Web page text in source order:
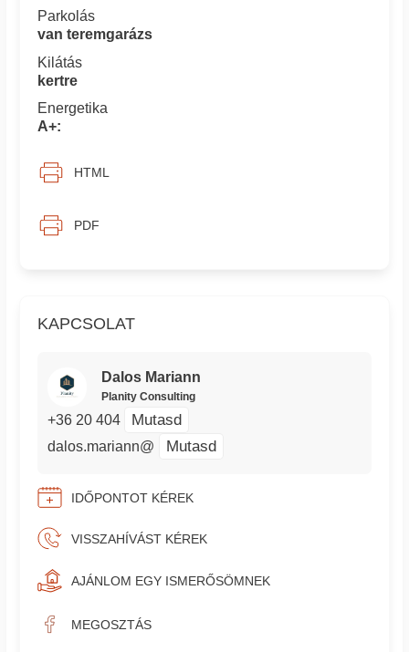
KAPCSOLAT
Dalos Mariann
Planity Consulting
+36 20 404 Mutasd
dalos.mariann@ Mutasd
IDŐPONTOT KÉREK
VISSZAHÍVÁST KÉREK
AJÁNLOM EGY ISMERŐSÖMNEK
MEGOSZTÁS
Parkolás
van teremgarázs
Kilátás
kertre
Energetika
A+:
HTML
PDF